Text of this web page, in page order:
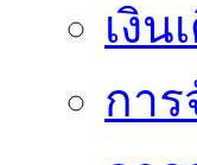
เงิ
กา